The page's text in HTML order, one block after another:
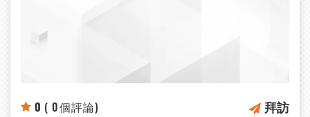
0 ( 0個評論) 拜訪